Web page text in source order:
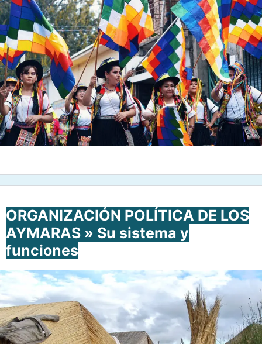
ORGANIZACIÓN POLÍTICA DE LOS
AYMARAS » Su sistema y
funciones